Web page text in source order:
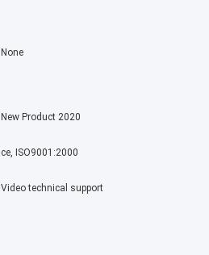
None
New Product 2020
ce, ISO9001:2000
Video technical support